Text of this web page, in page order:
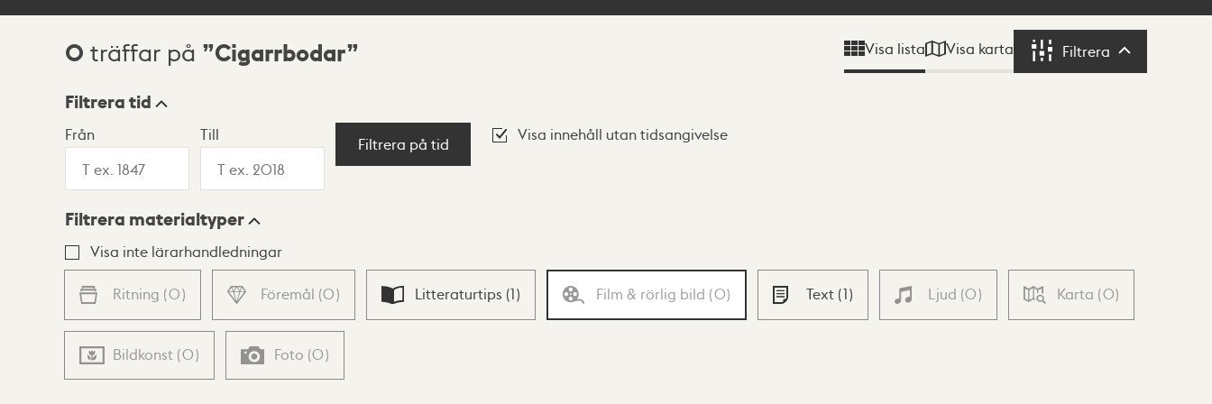
Sökresultat
0 träffar på Cigarrbodar Visa lista Visa karta Filtrera Filtrera
Visningsläge
Lista Karta
Filtrera tid
Från Till
Filtrera på tid
Visa innehåll utan tidsangivelse
Filtrera materialtyper
Visa inte lärarhandledningar
Ritning (0) Föremål (0) Litteraturtips (1) Film & rörlig bild (0) Text (1) Ljud (0) Karta (0)
Bildkonst (0) Foto (0)